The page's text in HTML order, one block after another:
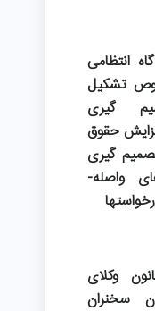
انتظامی
تشکیل
گیری
حقوق
گیری
واصله-
وکلای
سخنران